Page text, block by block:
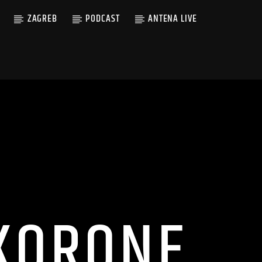
ZAGREB PODCAST ANTENA LIVE